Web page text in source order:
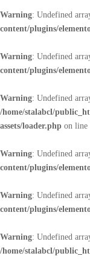
Warning: Undefined
content/plugins/
Warning: Undefined
content/plugins/
Warning: Undefined
/home/stalabcl/
assets/loader.php on line
Warning: Undefined
content/plugins/
Warning: Undefined
content/plugins/
Warning: Undefined
/home/stalabcl/